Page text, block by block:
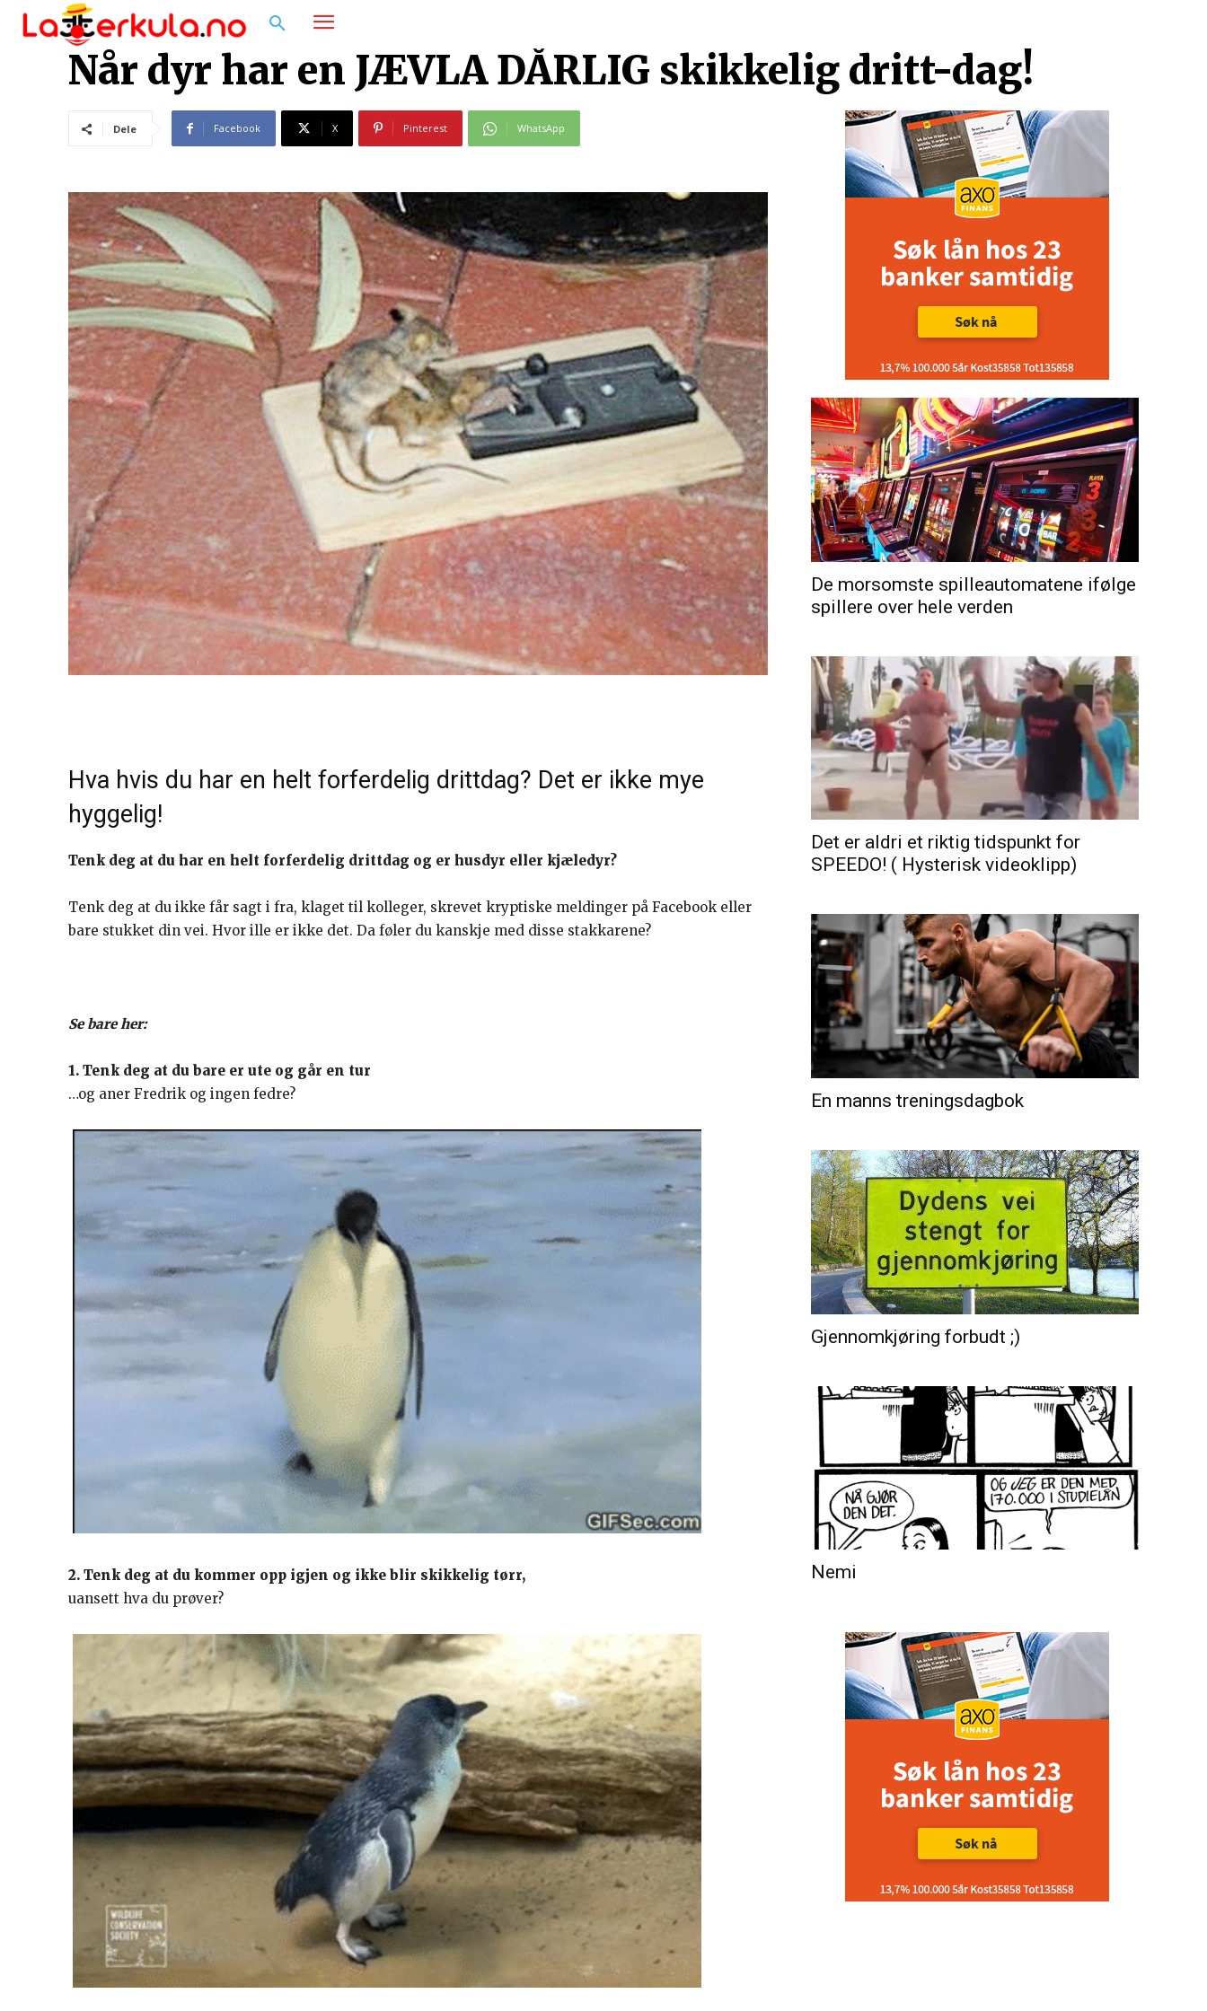
Når dyr har en JÆVLA DÅRLIG skikkelig dritt-dag!
Dele Facebook X Pinterest WhatsApp
Hva hvis du har en helt forferdelig drittdag? Det er ikke mye
hyggelig!
Tenk deg at du har en helt forferdelig drittdag og er husdyr eller kjæledyr?
Tenk deg at du ikke får sagt i fra, klaget til kolleger, skrevet kryptiske meldinger på Facebook eller
bare stukket din vei. Hvor ille er ikke det. Da føler du kanskje med disse stakkarene?
Se bare her:
1. Tenk deg at du bare er ute og går en tur
…og aner Fredrik og ingen fedre?
2. Tenk deg at du kommer opp igjen og ikke blir skikkelig tørr,
uansett hva du prøver?
De morsomste spilleautomatene ifølge
spillere over hele verden
Det er aldri et riktig tidspunkt for
SPEEDO! ( Hysterisk videoklipp)
En manns treningsdagbok
Gjennomkjøring forbudt ;)
Nemi